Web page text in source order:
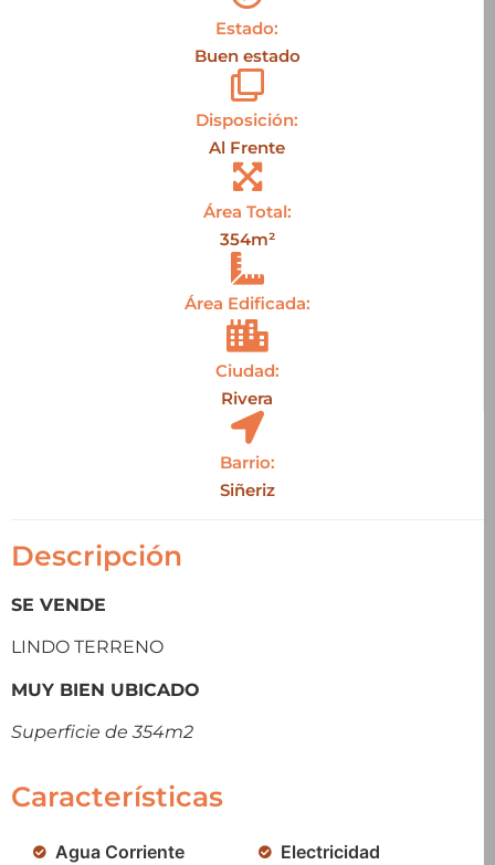
Estado:
Buen estado
Disposición:
Al Frente
Área Total:
354m²
Área Edificada:
Ciudad:
Rivera
Barrio:
Siñeriz
Descripción
SE VENDE
LINDO TERRENO
MUY BIEN UBICADO
Superficie de 354m2
Características
Agua Corriente
Electricidad